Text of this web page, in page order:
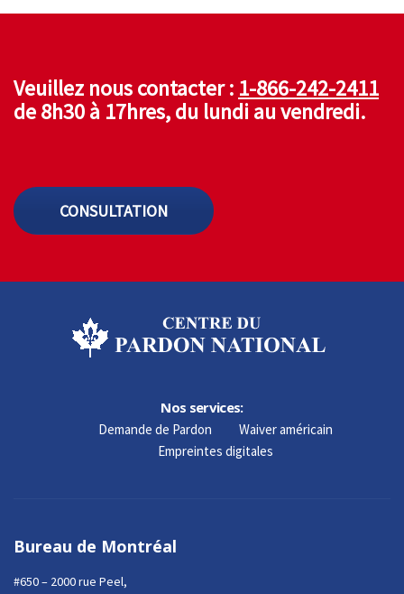
Veuillez nous contacter : 1-866-242-2411
de 8h30 à 17hres, du lundi au vendredi.
CONSULTATION
Nos services:
Demande de Pardon
Waiver américain
Empreintes digitales
Bureau de Montréal
#650 – 2000 rue Peel,